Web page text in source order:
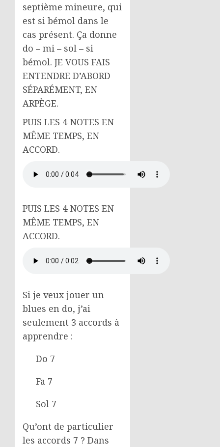
septième mineure, qui
est si bémol dans le
cas présent. Ça donne
do – mi – sol – si
bémol. JE VOUS FAIS
ENTENDRE D’ABORD
SÉPARÉMENT, EN
ARPÈGE.
PUIS LES 4 NOTES EN
MÊME TEMPS, EN
ACCORD.
PUIS LES 4 NOTES EN
MÊME TEMPS, EN
ACCORD.
Si je veux jouer un
blues en do, j’ai
seulement 3 accords à
apprendre :
Do 7
Fa 7
Sol 7
Qu’ont de particulier
les accords 7 ? Dans